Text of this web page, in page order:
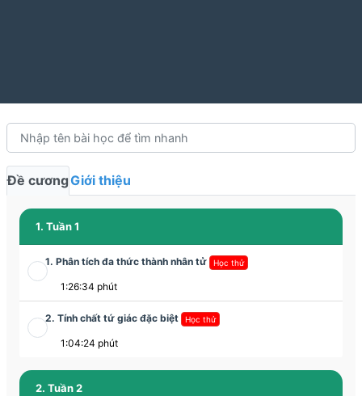
Đề cươngGiới thiệu
1. Tuần 1
1. Phân tích đa thức thành nhân tử Học thử
1:26:34 phút
2. Tính chất tứ giác đặc biệt Học thử
1:04:24 phút
2. Tuần 2